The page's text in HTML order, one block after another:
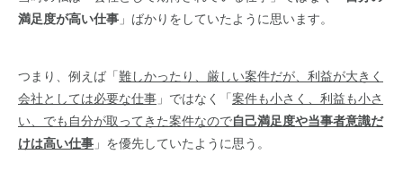
満足度が高い仕事 」ばかりをしていたように思います。
つまり、例えば「難しかったり、厳しい案件だが、利益が大きく
会社としては必要な仕事 」ではなく「案件も小さく、利益も小さ
い、でも自分が取ってきた案件なので自己満足度や当事者意識だ
けは高い仕事 」を優先していたように思う。